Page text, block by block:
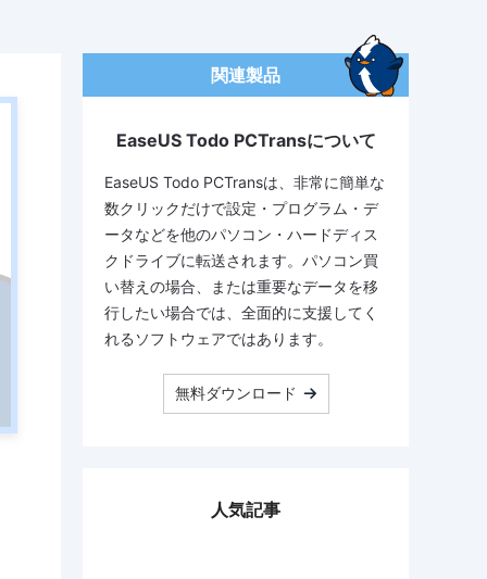
関連製品
EaseUS Todo PCTransについて
EaseUS Todo PCTransは、非常に簡単な
数クリックだけで設定・プログラム・デ
ータなどを他のパソコン・ハードディス
クドライブに転送されます。パソコン買
い替えの場合、または重要なデータを移
行したい場合では、全面的に支援してく
れるソフトウェアではあります。
無料ダウンロード
人気記事